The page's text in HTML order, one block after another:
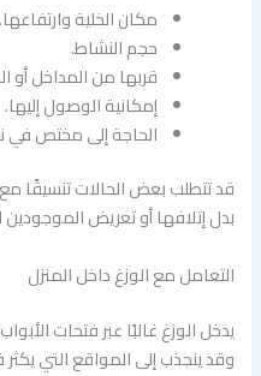
مكان الخلية وارتفاعها.
حجم النشاط.
قربها من المداخل أو
إمكانية الوصول إليها.
الحاجة إلى مختص في
قد تتطلب بعض الحالات تنسيقًا
بدل إتلافها أو تعريض
التعامل مع الوزغ داخل المنزل
يدخل الوزغ غالبًا عبر فتحات
وقد ينجذب إلى المواقع التي